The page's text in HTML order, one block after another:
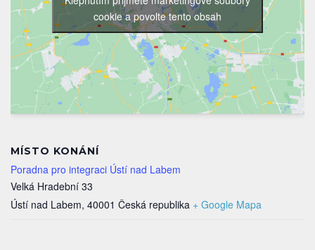
MÍSTO KONÁNÍ
Poradna pro integraci Ústí nad Labem
Velká Hradební 33
Ústí nad Labem, 40001 Česká republika + Google Mapa
cookie a povolte tento obsah